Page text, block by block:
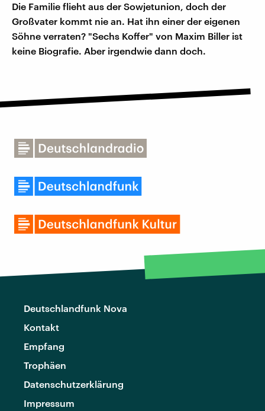
Die Familie flieht aus der Sowjetunion, doch der
Großvater kommt nie an. Hat ihn einer der eigenen
Söhne verraten? "Sechs Koffer" von Maxim Biller ist
keine Biografie. Aber irgendwie dann doch.
Deutschlandfunk Nova
Kontakt
Empfang
Trophäen
Datenschutzerklärung
Impressum